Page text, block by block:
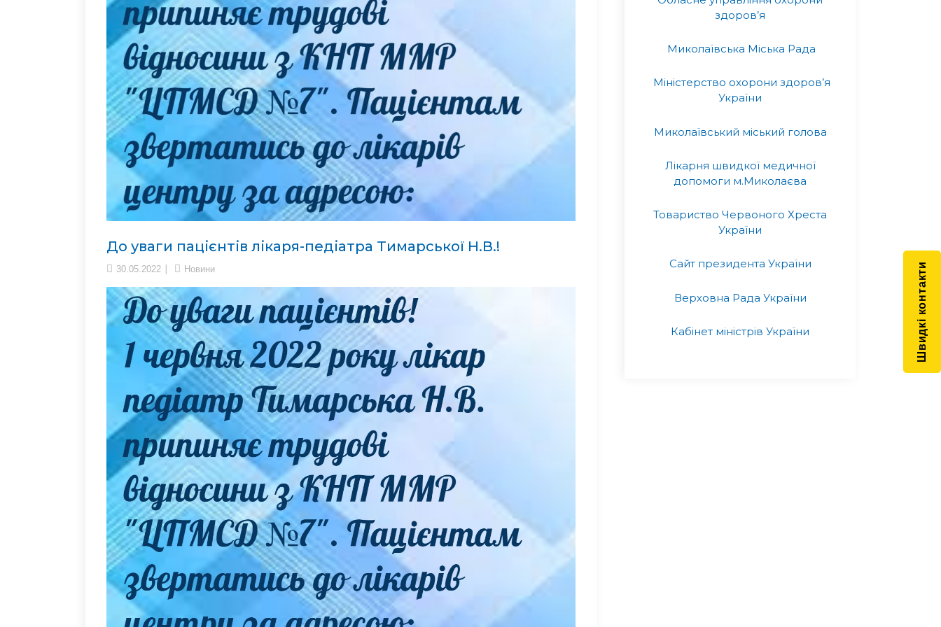
До уваги пацієнтів лікаря-педіатра Тимарської Н.В.!
30.05.2022 Новини
здоров’я
Миколаївська Міська Рада
Міністерство охорони здоров’я
України
Миколаївський міський голова
Лікарня швидкої медичної
допомоги м.Миколаєва
Товариство Червоного Хреста
України
Сайт президента України
Верховна Рада України
Кабінет міністрів України Швидкі контакти